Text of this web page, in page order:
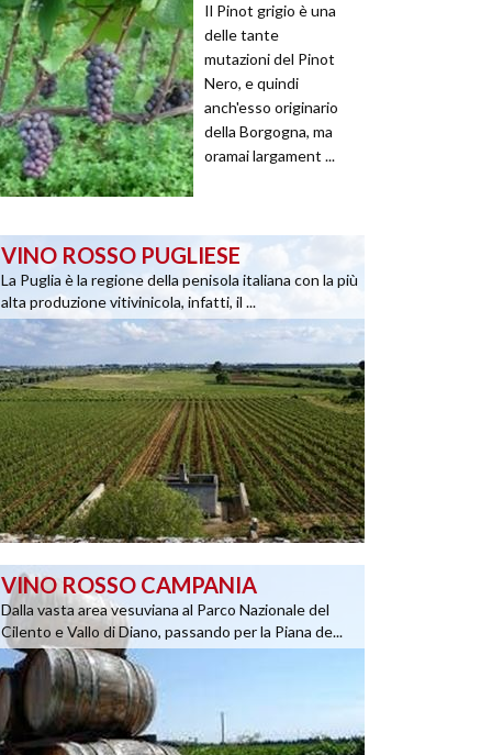
Il Pinot grigio è una
delle tante
mutazioni del Pinot
Nero, e quindi
anch'esso originario
della Borgogna, ma
oramai largament ...
VINO ROSSO PUGLIESE
La Puglia è la regione della penisola italiana con la più
alta produzione vitivinicola, infatti, il ...
VINO ROSSO CAMPANIA
Dalla vasta area vesuviana al Parco Nazionale del
Cilento e Vallo di Diano, passando per la Piana de...